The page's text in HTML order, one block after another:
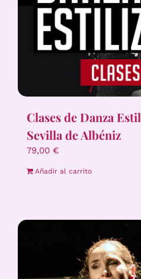
Clases de Danza
Sevilla de Albéniz
79,00 €
Añadir al carrito